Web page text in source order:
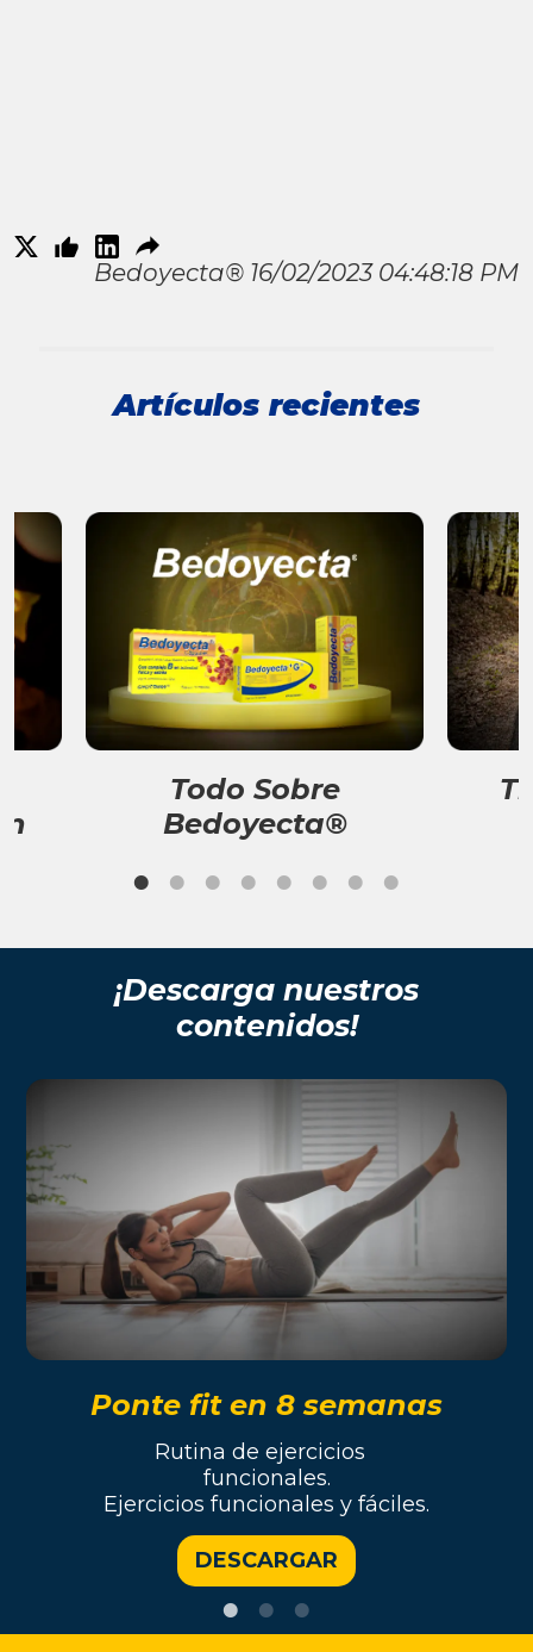
Bedoyecta® 16/02/2023 04:48:18 PM
Artículos recientes
Todo Sobre
Bedoyecta®
¡Descarga nuestros
contenidos!
Ponte fit en 8 semanas
Rutina de ejercicios
funcionales.
Ejercicios funcionales y fáciles.
DESCARGAR